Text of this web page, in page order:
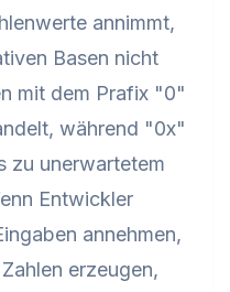
annimmt,
Basen nicht
mit dem Prafix "0"
während "0x"
zu unerwartetem
Entwickler
annehmen,
erzeugen,